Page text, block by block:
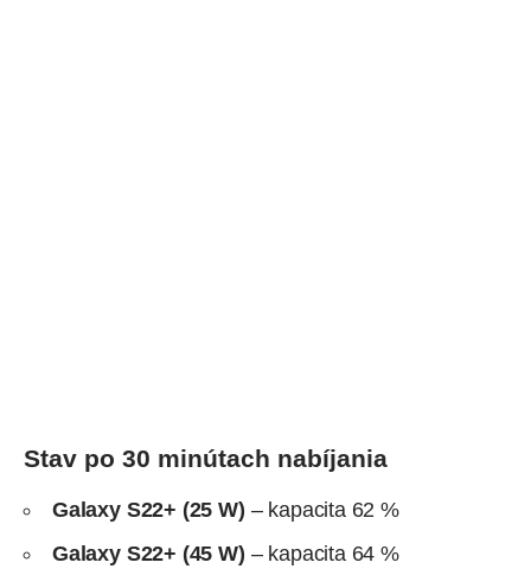
Stav po 30 minútach nabíjania
Galaxy S22+ (25 W) – kapacita 62 %
Galaxy S22+ (45 W) – kapacita 64 %